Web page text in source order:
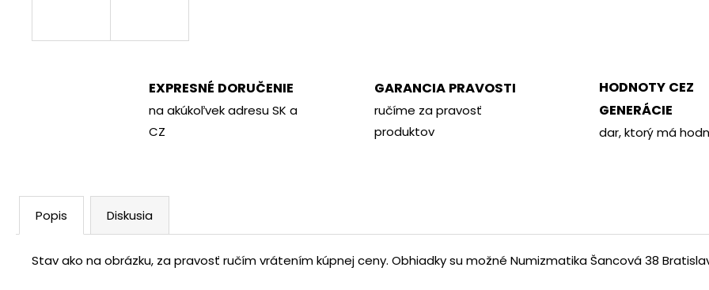
EXPRESNÉ DORUČENIE
na akúkoľvek adresu SK a
CZ
GARANCIA PRAVOSTI
ručíme za pravosť
produktov
HODNOTY CEZ
GENERÁCIE
dar, ktorý má
Popis Diskusia
Stav ako na obrázku, za pravosť ručím vrátením kúpnej ceny. Obhiadky su možné Numizmatika Šancová 38